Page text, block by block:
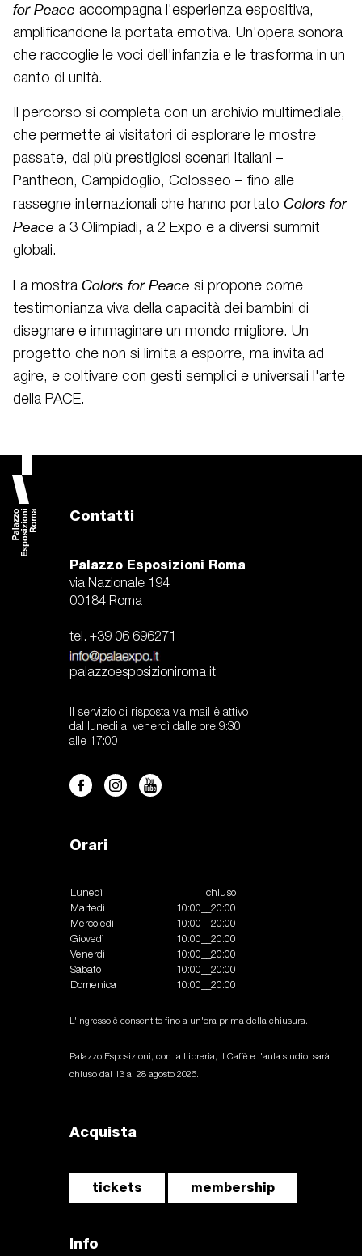
for Peace accompagna l'esperienza espositiva,
amplificandone la portata emotiva. Un'opera sonora
che raccoglie le voci dell'infanzia e le trasforma in un
canto di unità.
Il percorso si completa con un archivio multimediale,
che permette ai visitatori di esplorare le mostre
passate, dai più prestigiosi scenari italiani –
Pantheon, Campidoglio, Colosseo – fino alle
rassegne internazionali che hanno portato Colors for
Peace a 3 Olimpiadi, a 2 Expo e a diversi summit
globali.
La mostra Colors for Peace si propone come
testimonianza viva della capacità dei bambini di
disegnare e immaginare un mondo migliore. Un
progetto che non si limita a esporre, ma invita ad
agire, e coltivare con gesti semplici e universali l'arte
della PACE.
Contatti
Palazzo Esposizioni Roma
via Nazionale 194
00184 Roma
tel. +39 06 696271
palazzoesposizioniroma.it
Il servizio di risposta via mail è attivo
dal lunedi al venerdì dalle ore 9:30
alle 17:00
Orari
Lunedì
chiuso
Martedì
10:00__20:00
Mercoledì
10:00__20:00
Giovedì
10:00__20:00
Venerdì
10:00__20:00
Sabato
10:00__20:00
Domenica
10:00__20:00
L'ingresso è consentito fino a un'ora prima della chiusura.
Palazzo Esposizioni, con la Libreria, il Caffè e l'aula studio, sarà
chiuso dal 13 al 28 agosto 2026.
Acquista
tickets membership
Info